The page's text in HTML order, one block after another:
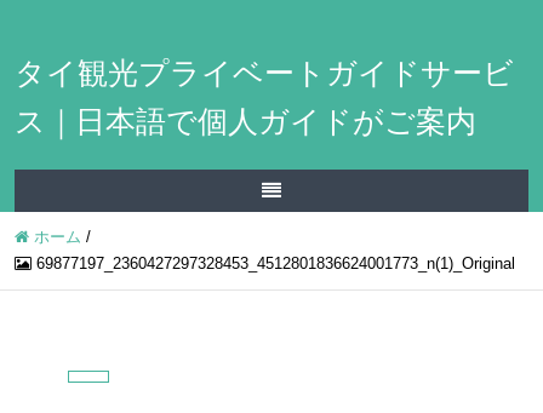
タイ観光プライベートガイドサービ
ス｜日本語で個人ガイドがご案内
ホーム /
69877197_2360427297328453_4512801836624001773_n(1)_Original